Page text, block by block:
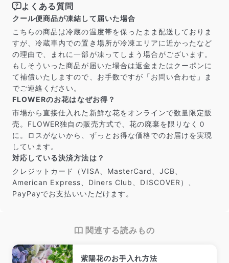
よくある質問
クール便商品が凍結して届いた場合
こちらの商品は冷蔵の温度帯を保ったまま配送しておりま
すが、冷蔵車内での置き場所が冷凍エリアに近かったなど
の理由で、まれに一部が凍ってしまう場合がございます。
もしそういった商品が届いた場合は返金またはクーポンに
て補償いたしますので、お手数ですが「お問い合わせ」ま
でご連絡ください。
FLOWERのお花はなぜお得？
市場から直接仕入れた新鮮な花をオンラインで数量限定販
売。FLOWER独自の販売方式で、花の廃棄を限りなく０
に。ロスがないから、ずっとお得な価格でのお届けを実現
しています。
対応している決済方法は？
クレジットカード（VISA、MasterCard、JCB、
American Express、Diners Club、DISCOVER）、
PayPayでお支払いいただけます。
関連する読みもの
紫陽花のお手入れ方法